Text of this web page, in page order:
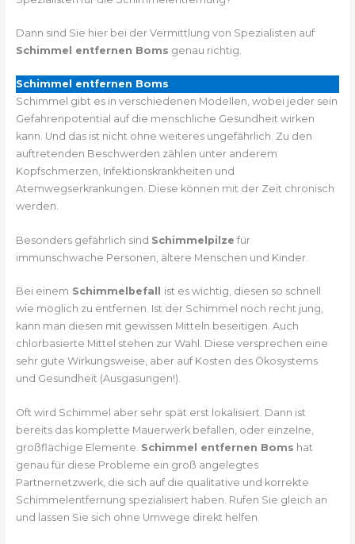
Dann sind Sie hier bei der Vermittlung von Spezialisten auf
Schimmel entfernen Boms genau richtig.
Schimmel entfernen Boms
Schimmel gibt es in verschiedenen Modellen, wobei jeder sein
Gefahrenpotential auf die menschliche Gesundheit wirken
kann. Und das ist nicht ohne weiteres ungefährlich. Zu den
auftretenden Beschwerden zählen unter anderem
Kopfschmerzen, Infektionskrankheiten und
Atemwegserkrankungen. Diese können mit der Zeit chronisch
werden.
Besonders gefährlich sind Schimmelpilze für
immunschwache Personen, ältere Menschen und Kinder.
Bei einem Schimmelbefall ist es wichtig, diesen so schnell
wie möglich zu entfernen. Ist der Schimmel noch recht jung,
kann man diesen mit gewissen Mitteln beseitigen. Auch
chlorbasierte Mittel stehen zur Wahl. Diese versprechen eine
sehr gute Wirkungsweise, aber auf Kosten des Ökosystems
und Gesundheit (Ausgasungen!).
Oft wird Schimmel aber sehr spät erst lokalisiert. Dann ist
bereits das komplette Mauerwerk befallen, oder einzelne,
großflächige Elemente. Schimmel entfernen Boms hat
genau für diese Probleme ein groß angelegtes
Partnernetzwerk, die sich auf die qualitative und korrekte
Schimmelentfernung spezialisiert haben. Rufen Sie gleich an
und lassen Sie sich ohne Umwege direkt helfen.